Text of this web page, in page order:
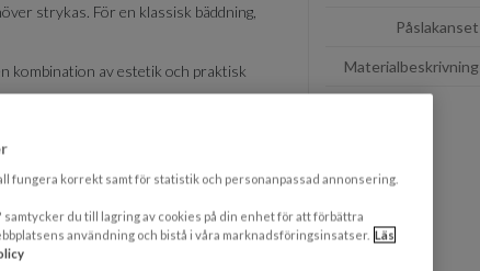
strykas. För en klassisk bäddning,
kombination av estetik och praktisk
Påslakanset
Materialbeskrivning
fungera korrekt samt för statistik och personanpassad annonsering.
du till lagring av cookies på din enhet för att förbättra
användning och bistå i våra marknadsföringsinsatser. Läs